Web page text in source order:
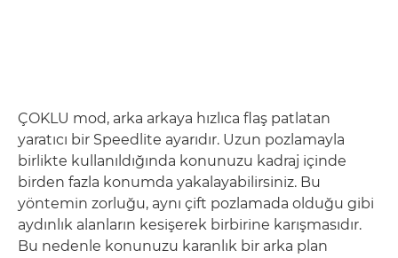
ÇOKLU mod, arka arkaya hızlıca flaş patlatan
yaratıcı bir Speedlite ayarıdır. Uzun pozlamayla
birlikte kullanıldığında konunuzu kadraj içinde
birden fazla konumda yakalayabilirsiniz. Bu
yöntemin zorluğu, aynı çift pozlamada olduğu gibi
aydınlık alanların kesişerek birbirine karışmasıdır.
Bu nedenle konunuzu karanlık bir arka plan